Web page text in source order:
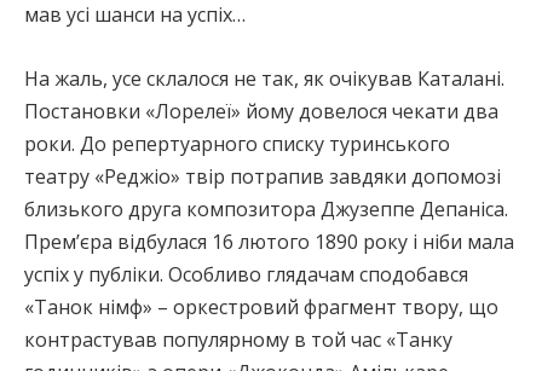
мав усі шанси на успіх…
На жаль, усе склалося не так, як очікував Каталані.
Постановки «Лорелеї» йому довелося чекати два
роки. До репертуарного списку туринського
театру «Реджіо» твір потрапив завдяки допомозі
близького друга композитора Джузеппе Депаніса.
Прем’єра відбулася 16 лютого 1890 року і ніби мала
успіх у публіки. Особливо глядачам сподобався
«Танок німф» – оркестровий фрагмент твору, що
контрастував популярному в той час «Танку